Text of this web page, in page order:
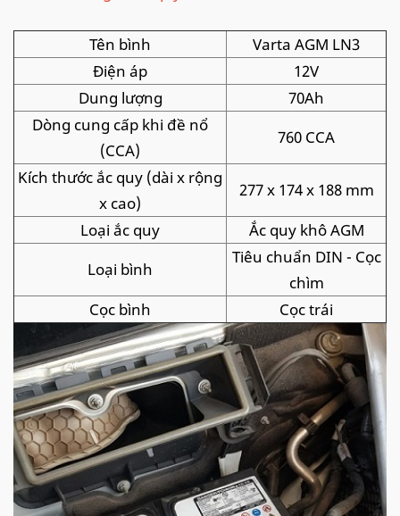
Tên bình
Varta AGM LN3
Điện áp
12V
Dung lượng
70Ah
Dòng cung cấp khi đề nổ
(CCA)
760 CCA
Kích thước ắc quy (dài x rộng
x cao)
277 x 174 x 188 mm
Loại ắc quy
Ắc quy khô AGM
Loại bình
Tiêu chuẩn DIN - Cọc
chìm
Cọc bình
Cọc trái